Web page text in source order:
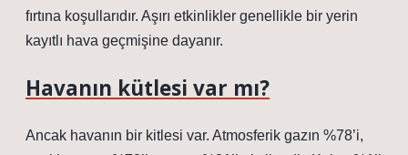
fırtına koşullarıdır. Aşırı etkinlikler genellikle bir yerin
kayıtlı hava geçmişine dayanır.
Havanın kütlesi var mı?
Ancak havanın bir kitlesi var. Atmosferik gazın %78’i,